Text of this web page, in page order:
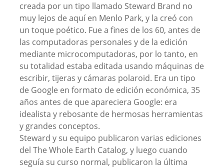
creada por un tipo llamado Steward Brand no
muy lejos de aquí en Menlo Park, y la creó con
un toque poético. Fue a fines de los 60, antes de
las computadoras personales y de la edición
mediante microcomputadoras, por lo tanto, en
su totalidad estaba editada usando máquinas de
escribir, tijeras y cámaras polaroid. Era un tipo
de Google en formato de edición económica, 35
años antes de que apareciera Google: era
idealista y rebosante de hermosas herramientas
y grandes conceptos.
Steward y su equipo publicaron varias ediciones
del The Whole Earth Catalog, y luego cuando
seguía su curso normal, publicaron la última